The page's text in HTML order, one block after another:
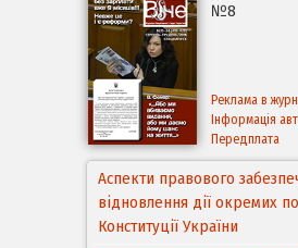
№8
Реклама в
Інформація
Передплата
Аспекти правового
відновлення дії окремих
Конституції України